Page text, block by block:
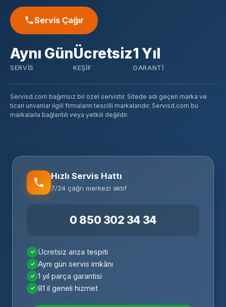
Servis Çağır
Aynı Gün
SERVIS
Ücretsiz
KEŞIF
1 Yıl
GARANTI
Servisd.com bağımsız bir özel servistir. Sitede adı geçen marka ve
ticari unvanlar ilgili firmaların tescilli markalarıdır; Servisd.com bu
markalarla bağlantılı veya yetkili değildir.
Hızlı Servis Hattı
7/24 çağrı merkezi aktif
0 850 302 34 34
Ücretsiz arıza tespiti
Aynı gün servis imkânı
1 yıl parça garantisi
81 il geneli hizmet